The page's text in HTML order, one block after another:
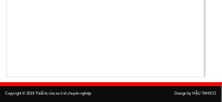
Copyright © 2019 Thiết bị rửa xe ô tô chuyên nghiệp Design by HẬU TAHICO